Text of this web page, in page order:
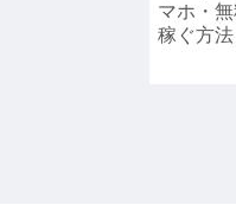
マホ・
稼ぐ方法